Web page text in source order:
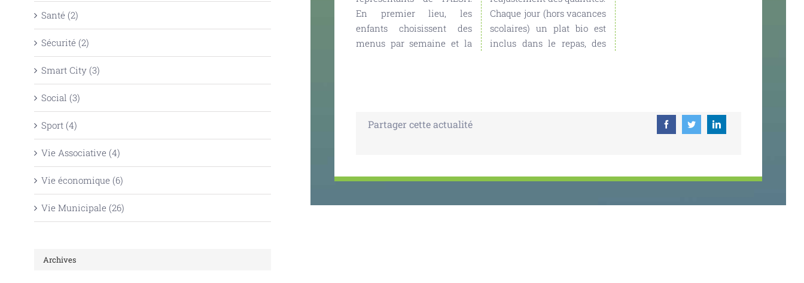
En premier lieu, les
enfants choisissent des
menus par semaine et la
Chaque jour (hors vacances
scolaires) un plat bio est
inclus dans le repas, des
Partager cette actualité
Santé (2)
Sécurité (2)
Smart City (3)
Social (3)
Sport (4)
Vie Associative (4)
Vie économique (6)
Vie Municipale (26)
Archives